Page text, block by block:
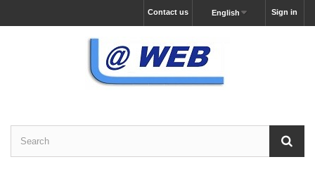
Sign in
English
Contact us